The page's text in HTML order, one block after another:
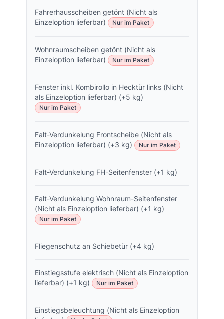
Fahrerhausscheiben getönt (Nicht als
Einzeloption lieferbar)
Nur im Paket
Wohnraumscheiben getönt (Nicht als
Einzeloption lieferbar)
Nur im Paket
Fenster inkl. Kombirollo in Hecktür links (Nicht
als Einzeloption lieferbar) (+5 kg)
Nur im Paket
Falt-Verdunkelung Frontscheibe (Nicht als
Einzeloption lieferbar) (+3 kg)
Nur im Paket
Falt-Verdunkelung FH-Seitenfenster (+1 kg)
Falt-Verdunkelung Wohnraum-Seitenfenster
(Nicht als Einzeloption lieferbar) (+1 kg)
Nur im Paket
Fliegenschutz an Schiebetür (+4 kg)
Einstiegsstufe elektrisch (Nicht als Einzeloption
lieferbar) (+1 kg)
Nur im Paket
Einstiegsbeleuchtung (Nicht als Einzeloption